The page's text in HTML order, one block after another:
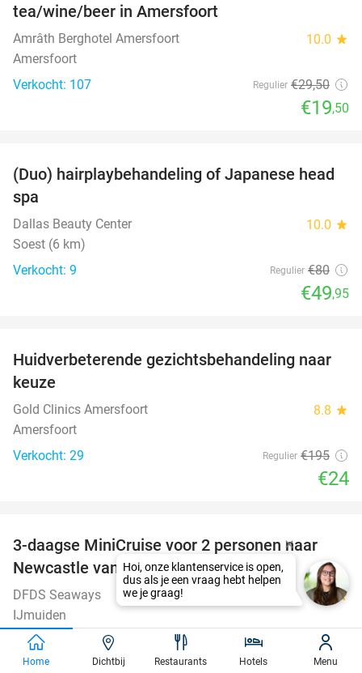
tea/wine/beer in Amersfoort
Amrâth Berghotel Amersfoort 10.0 star
Amersfoort
Verkocht: 107
Regulier €29,50
€19,50
38%
(Duo) hairplaybehandeling of Japanese head
spa
Dallas Beauty Center 10.0 star
Soest (6 km)
Verkocht: 9
Regulier €80
€49,95
88%
Huidverbeterende gezichtsbehandeling naar
keuze
Gold Clinics Amersfoort 8.8 star
Amersfoort
Verkocht: 29
Regulier €195
€24
50%
3-daagse MiniCruise voor 2 personen naar
Newcastle van €119 voor €59,50 p.p.
DFDS Seaways 7.9star
IJmuiden
Verkocht: 102
€238
€119
Home Dichtbij Restaurants Hotels Menu
Hoi, onze klantenservice is open,
dus als je een vraag hebt helpen
we je graag!